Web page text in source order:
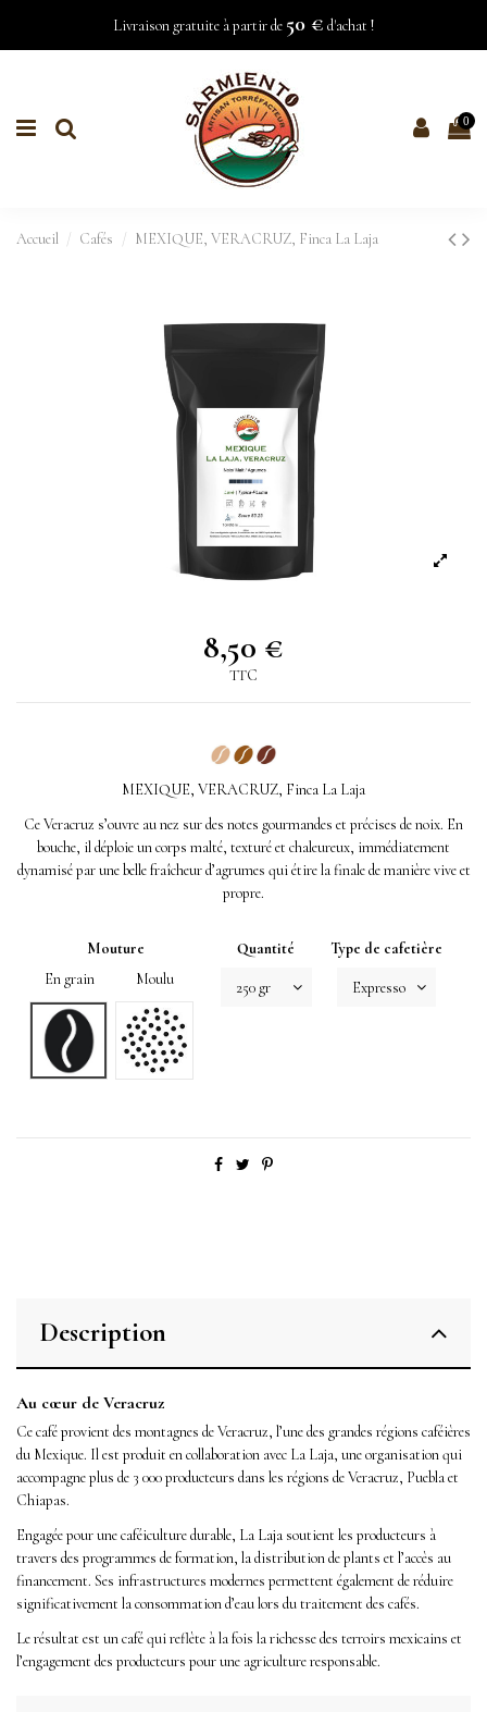
Livraison gratuite à partir de 50 € d'achat !
0
Accueil Cafés MEXIQUE, VERACRUZ, Finca La Laja
8,50 €
TTC
MEXIQUE, VERACRUZ, Finca La Laja
Ce Veracruz s’ouvre au nez sur des notes gourmandes et précises de noix. En
bouche, il déploie un corps malté, texturé et chaleureux, immédiatement
dynamisé par une belle fraîcheur d’agrumes qui étire la finale de manière vive et
propre.
Mouture
En grain
Moulu
Quantité Type de cafetière
Description
Au cœur de Veracruz
Ce café provient des montagnes de Veracruz, l’une des grandes régions caféières
du Mexique. Il est produit en collaboration avec La Laja, une organisation qui
accompagne plus de 3 000 producteurs dans les régions de Veracruz, Puebla et
Chiapas.
Engagée pour une caféiculture durable, La Laja soutient les producteurs à
travers des programmes de formation, la distribution de plants et l’accès au
financement. Ses infrastructures modernes permettent également de réduire
significativement la consommation d’eau lors du traitement des cafés.
Le résultat est un café qui reflète à la fois la richesse des terroirs mexicains et
l’engagement des producteurs pour une agriculture responsable.